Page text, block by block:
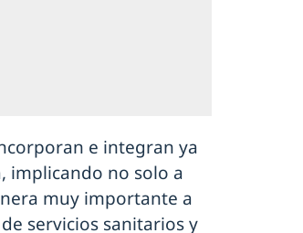
e integran ya
implicando no solo a
muy importante a
servicios sanitarios y